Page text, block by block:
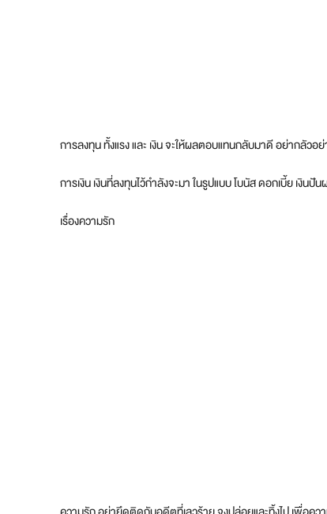
การลงทุน ทั้งแรง และ เงิน จะให้ผลตอบแทนกลับมาดี อย่ากลัวอ
การเงิน เงินที่ลงทุนไว้กำลังจะมา ในรูปแบบ โบนัส ดอกเบี้ย เงินปั
เรื่องความรัก